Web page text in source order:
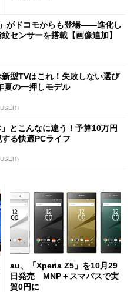
がドコモからも登場――進化し
センサーを搭載【画像追加】
型TVはこれ！失敗しない選び
夏の一押しモデル
）
」とこんなに違う！予算10万円
る快適PCライフ
）
au、「Xperia Z5」を10月29
日発売 MNP＋スマパスで実
質0円に